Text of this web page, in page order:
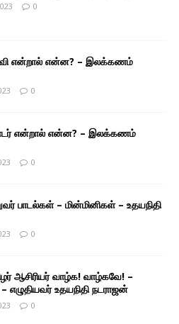
0
என்றால் என்ன? – இலக்கணம்
0
என்றால் என்ன? – இலக்கணம்
0
பாடல்கள் – மின்மினிகள் – உதயநிதி
0
ஆசிரியர் வாழ்க! வாழ்கவே! –
எழுதியவர் உதயநிதி நடராஜன்
0